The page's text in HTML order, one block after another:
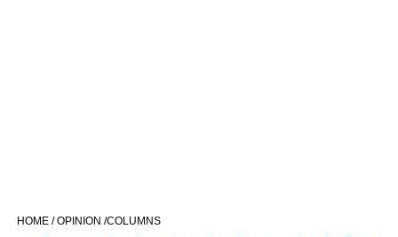
HOME /OPINION /COLUMNS